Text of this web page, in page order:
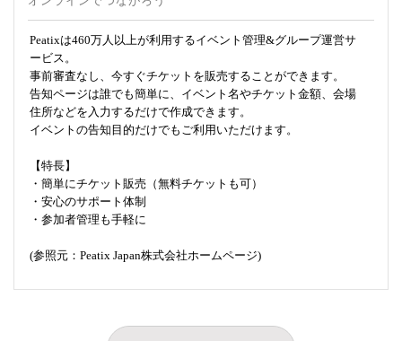
Peatixは460万人以上が利用するイベント管理&グループ運営サ
ービス。
事前審査なし、今すぐチケットを販売することができます。
告知ページは誰でも簡単に、イベント名やチケット金額、会場
住所などを入力するだけで作成できます。
イベントの告知目的だけでもご利用いただけます。
【特長】
・簡単にチケット販売（無料チケットも可）
・安心のサポート体制
・参加者管理も手軽に
(参照元：Peatix Japan株式会社ホームページ)